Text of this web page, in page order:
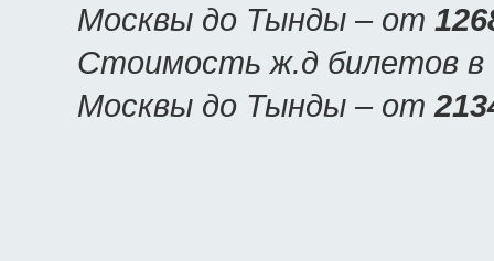
Москвы до Тынды – от
Стоимость ж.д билетов в
Москвы до Тынды – от